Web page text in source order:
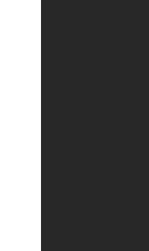
ПОЛІЦІЯ